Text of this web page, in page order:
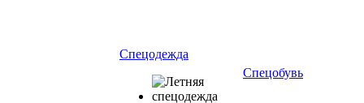
Спецодежда
Спецобувь